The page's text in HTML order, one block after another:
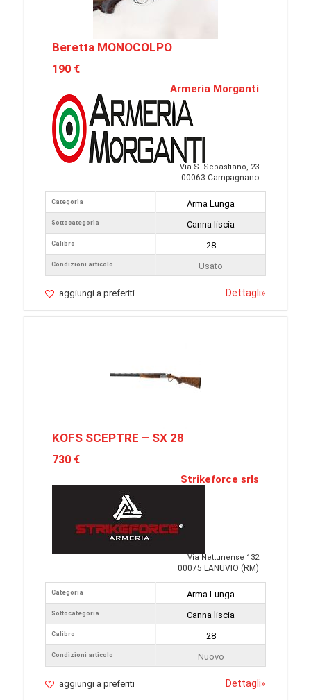
Beretta MONOCOLPO
190 €
Armeria Morganti
Via S. Sebastiano, 23
00063 Campagnano
Categoria
Sottocategoria
Calibro
Condizioni articolo
Arma Lunga
Canna liscia
28
Usato
aggiungi a preferiti Dettagli»
KOFS SCEPTRE – SX 28
730 €
Strikeforce srls
Via Nettunense 132
00075 LANUVIO (RM)
Categoria
Sottocategoria
Calibro
Condizioni articolo
Arma Lunga
Canna liscia
28
Nuovo
aggiungi a preferiti Dettagli»